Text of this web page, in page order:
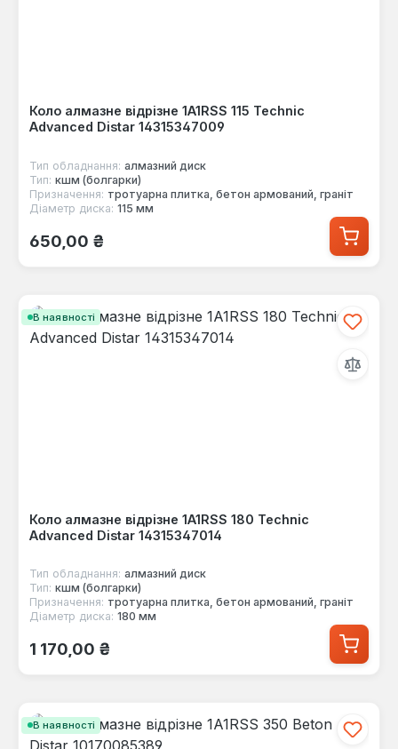
Коло алмазне відрізне 1A1RSS 115 Technic
Advanced Distar 14315347009
Тип обладнання: алмазний диск
Тип: кшм (болгарки)
Призначення: тротуарна плитка, бетон армований, граніт
Діаметр диска: 115 мм
Звичайна ціна:
650,00 ₴
В наявності
Коло алмазне відрізне 1A1RSS 180 Technic
Advanced Distar 14315347014
Тип обладнання: алмазний диск
Тип: кшм (болгарки)
Призначення: тротуарна плитка, бетон армований, граніт
Діаметр диска: 180 мм
Звичайна ціна:
1 170,00 ₴
В наявності